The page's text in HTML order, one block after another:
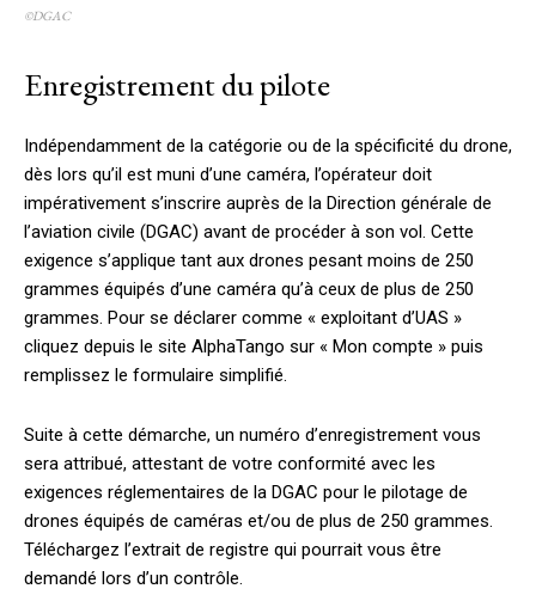
©DGAC
Enregistrement du pilote
Indépendamment de la catégorie ou de la spécificité du drone,
dès lors qu’il est muni d’une caméra, l’opérateur doit
impérativement s’inscrire auprès de la Direction générale de
l’aviation civile (DGAC) avant de procéder à son vol. Cette
exigence s’applique tant aux drones pesant moins de 250
grammes équipés d’une caméra qu’à ceux de plus de 250
grammes. Pour se déclarer comme « exploitant d’UAS »
cliquez depuis le site AlphaTango sur « Mon compte » puis
remplissez le formulaire simplifié.
Suite à cette démarche, un numéro d’enregistrement vous
sera attribué, attestant de votre conformité avec les
exigences réglementaires de la DGAC pour le pilotage de
drones équipés de caméras et/ou de plus de 250 grammes.
Téléchargez l’extrait de registre qui pourrait vous être
demandé lors d’un contrôle.